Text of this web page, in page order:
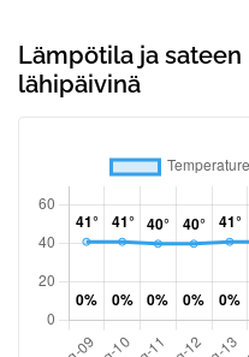
Lämpötila ja
lähipäivinä